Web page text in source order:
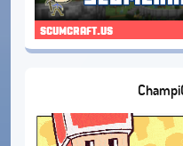
scumcraft.us